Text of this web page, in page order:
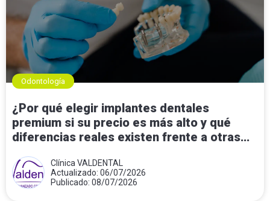
Odontología
¿Por qué elegir implantes dentales
premium si su precio es más alto y qué
diferencias reales existen frente a otras
Clínica VALDENTAL
Actualizado: 06/07/2026
Publicado: 08/07/2026